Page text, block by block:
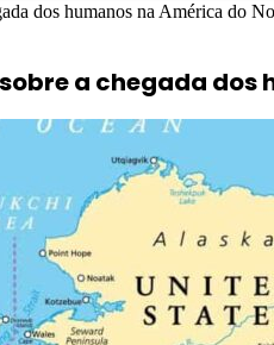
dos humanos na América do
a chegada dos